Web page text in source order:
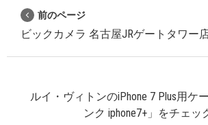
前のページ
ビックカメラ 名古屋JRゲートタワー
ルイ・ヴィトンのiPhone 7 Plus用ケ
ンク iphone7+」をチェッ